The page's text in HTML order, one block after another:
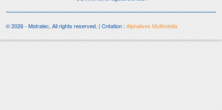
© 2026 - Motralec, All rights reserved. | Création : Alphalives Multimédia